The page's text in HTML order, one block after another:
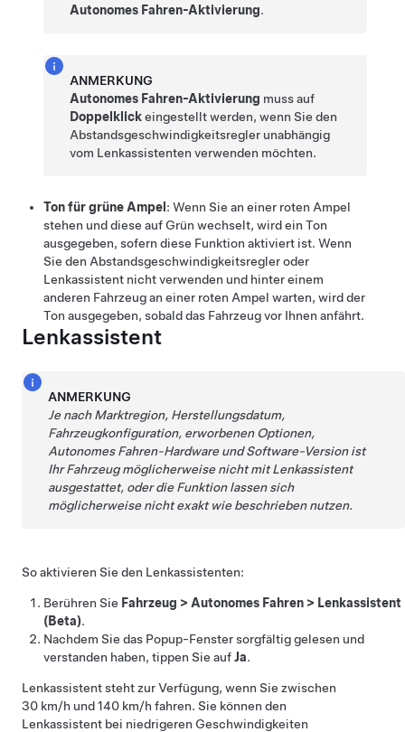
Autonomes Fahren-Aktivierung.
ANMERKUNG
Autonomes Fahren-Aktivierung muss auf
Doppelklickeingestellt werden, wenn Sie den
Abstandsgeschwindigkeitsregler unabhängig
vom Lenkassistenten verwenden möchten.
Ton für grüne Ampel : Wenn Sie an einer roten Ampel
stehen und diese auf Grün wechselt, wird ein Ton
ausgegeben, sofern diese Funktion aktiviert ist. Wenn
Sie den Abstandsgeschwindigkeitsregleroder
Lenkassistent nicht verwenden und hinter einem
anderen Fahrzeug an einer roten Ampel warten, wird der
Ton ausgegeben, sobald das Fahrzeug vor Ihnen anfährt.
Lenkassistent
ANMERKUNG
Je nach Marktregion, Herstellungsdatum,
Fahrzeugkonfiguration, erworbenen Optionen,
Autonomes Fahren-Hardware und Software-Version ist
Ihr Fahrzeug möglicherweise nicht mitLenkassistent
ausgestattet, oder die Funktion lassen sich
möglicherweise nicht exakt wie beschrieben nutzen.
So aktivieren Sie den Lenkassistenten:
Berühren Sie Fahrzeug > Autonomes Fahren > Lenkassistent
(Beta).
Nachdem Sie das Popup-Fenster sorgfältig gelesen und
verstanden haben, tippen Sie aufJa.
Lenkassistentsteht zur Verfügung, wenn Sie zwischen
30 km/h und140 km/h fahren. Sie können den
Lenkassistent bei niedrigeren Geschwindigkeiten